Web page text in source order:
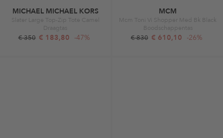
MICHAEL MICHAEL KORS
Slater Large Top-Zip Tote Camel
Draagtas
€ 350 € 183,80 -47%
MCM
Mcm Toni Vi Shopper Med Bk Black
Boodschappentas
€ 830 € 610,10 -26%